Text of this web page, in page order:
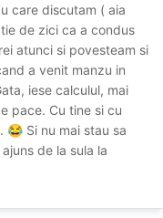
sa intrebi tu mai
pe care-si zice
despre culmea
cine e ursulake
coltu' linistit... Dejs
viata asta!
clar e un
care discutam ( aia
de zici ca a condus
atunci si povesteam si
a venit manzu in
iese calculul, mai
pace. Cu tine si cu
😂 Si nu mai stau sa
de la sula la